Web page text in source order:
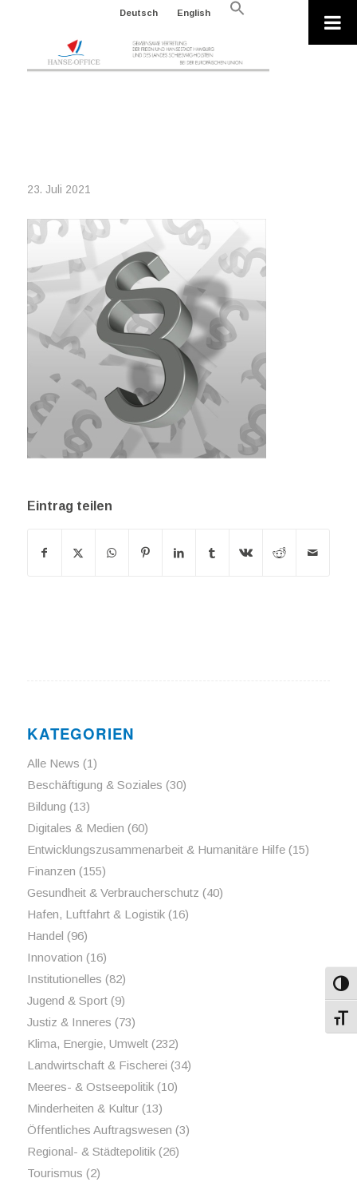
Deutsch English
Search
23. Juli 2021
Eintrag teilen
KATEGORIEN
Alle News (1)
Beschäftigung & Soziales (30)
Bildung (13)
Digitales & Medien (60)
Entwicklungszusammenarbeit & Humanitäre Hilfe(15)
Finanzen (155)
Gesundheit & Verbraucherschutz (40)
Hafen, Luftfahrt & Logistik(16)
Handel (96)
Innovation (16)
Institutionelles (82)
Jugend & Sport(9)
Justiz & Inneres (73)
Klima, Energie, Umwelt(232)
Landwirtschaft & Fischerei (34)
Meeres- & Ostseepolitik(10)
Minderheiten & Kultur(13)
Öffentliches Auftragswesen (3)
Regional- & Städtepolitik(26)
Tourismus (2)